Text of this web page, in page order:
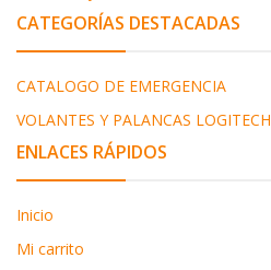
CATEGORÍAS DESTACADAS
CATALOGO DE EMERGENCIA
VOLANTES Y PALANCAS LOGITECH
ENLACES RÁPIDOS
Inicio
Mi carrito